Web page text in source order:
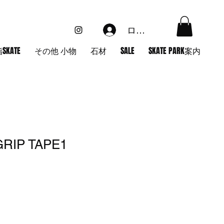
ログイン
その他 小物 石材 SALE SKATE PARK案内
TAPE1